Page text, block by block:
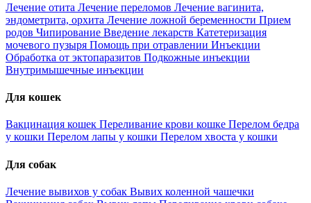
Лечение отита Лечение переломов Лечение вагинита,
эндометрита, орхита Лечение ложной беременности Прием
родов Чипирование Введение лекарств Катетеризация
мочевого пузыря Помощь при отравлении Инъекции
Обработка от эктопаразитов Подкожные инъекции
Внутримышечные инъекции
Для кошек
Вакцинация кошек Переливание крови кошке Перелом бедра
у кошки Перелом лапы у кошки Перелом хвоста у кошки
Для собак
Лечение вывихов у собак Вывих коленной чашечки